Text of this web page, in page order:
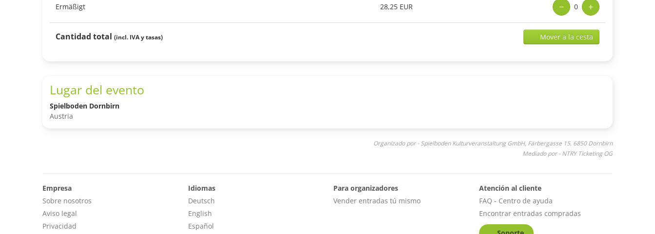
Ermäßigt 28,25 EUR − 0 +
Cantidad total (incl. IVA y tasas) Mover a la cesta
Add
selected
Lugar del evento
Spielboden Dornbirn
Austria
Organizado por - Spielboden Kulturveranstaltung GmbH, Färbergasse 15, 6850 Dornbirn
Mediado por - NTRY Ticketing OG
Empresa
Sobre nosotros
Aviso legal
Privacidad
Idiomas
Deutsch
English
Español
Para organizadores
Vender entradas tú mismo
Atención al cliente
FAQ - Centro de ayuda
Encontrar entradas compradas